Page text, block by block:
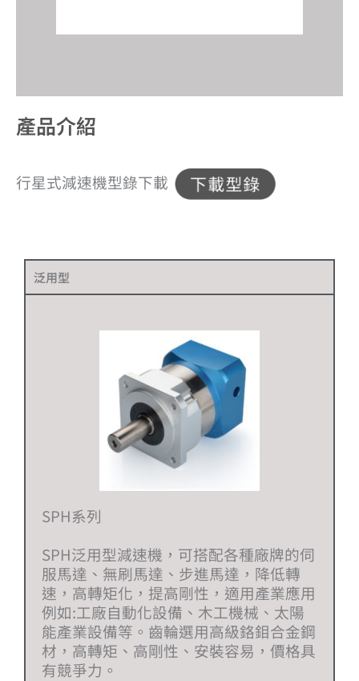
產品介紹​
行星式減速機型錄下載
泛用型
SPH系列
SPH泛用型減速機，可搭配各種廠牌的伺
服馬達、無刷馬達、步進馬達，降低轉
速，高轉矩化，提高剛性，適用產業應用
例如:工廠自動化設備、木工機械、太陽
能產業設備等。齒輪選用高級鉻鉬合金鋼
材，高轉矩、高剛性、安裝容易，價格具
有競爭力。